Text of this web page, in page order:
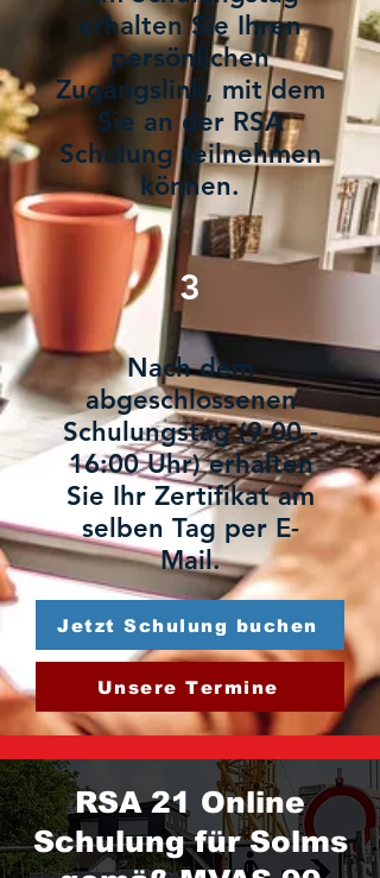
erhalten Sie Ihren
persönlichen
Zugangslink, mit dem
Sie an der RSA
Schulung teilnehmen
können.
3
Nach dem
abgeschlossenen
Schulungstag (9:00 -
16:00 Uhr) erhalten
Sie Ihr Zertifikat am
selben Tag per E-
Mail.
Jetzt Schulung buchen
Unsere Termine
RSA 21 Online
Schulung für Solms